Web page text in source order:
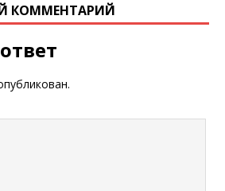
КОММЕНТАРИЙ